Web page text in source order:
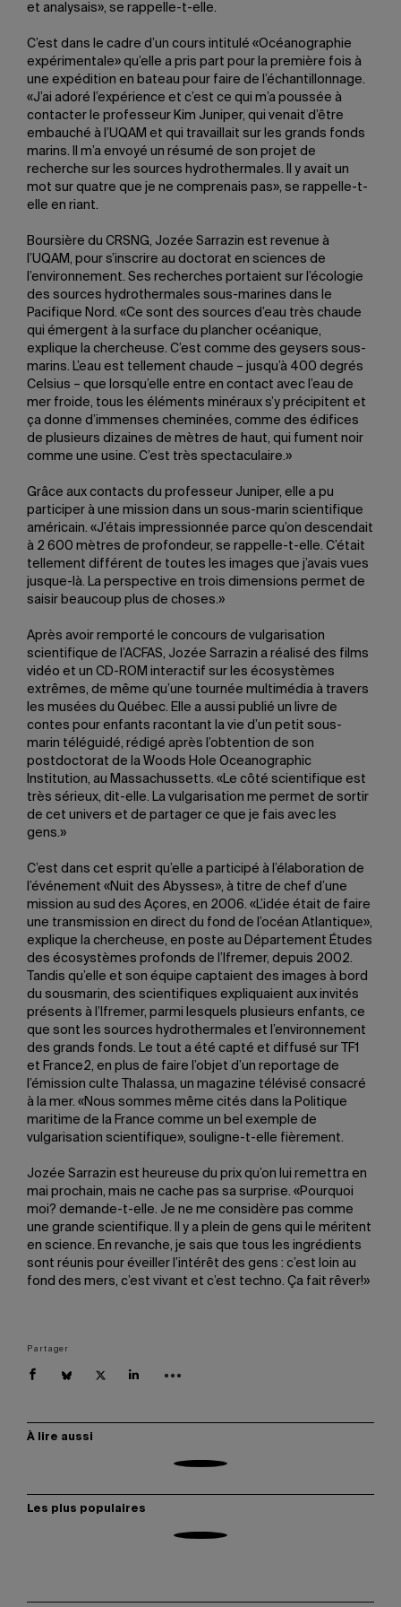
et analysais», se rappelle-t-elle.
C’est dans le cadre d’un cours intitulé «Océanographie
expérimentale» qu’elle a pris part pour la première fois à
une expédition en bateau pour faire de l’échantillonnage.
«J’ai adoré l’expérience et c’est ce qui m’a poussée à
contacter le professeur Kim Juniper, qui venait d’être
embauché à l’UQAM et qui travaillait sur les grands fonds
marins. Il m’a envoyé un résumé de son projet de
recherche sur les sources hydrothermales. Il y avait un
mot sur quatre que je ne comprenais pas», se rappelle-t-
elle en riant.
Boursière du CRSNG, Jozée Sarrazin est revenue à
l’UQAM, pour s’inscrire au doctorat en sciences de
l’environnement. Ses recherches portaient sur l’écologie
des sources hydrothermales sous-marines dans le
Pacifique Nord. «Ce sont des sources d’eau très chaude
qui émergent à la surface du plancher océanique,
explique la chercheuse. C’est comme des geysers sous-
marins. L’eau est tellement chaude – jusqu’à 400 degrés
Celsius – que lorsqu’elle entre en contact avec l’eau de
mer froide, tous les éléments minéraux s’y précipitent et
ça donne d’immenses cheminées, comme des édifices
de plusieurs dizaines de mètres de haut, qui fument noir
comme une usine. C’est très spectaculaire.»
Grâce aux contacts du professeur Juniper, elle a pu
participer à une mission dans un sous-marin scientifique
américain. «J’étais impressionnée parce qu’on descendait
à 2 600 mètres de profondeur, se rappelle-t-elle. C’était
tellement différent de toutes les images que j’avais vues
jusque-là. La perspective en trois dimensions permet de
saisir beaucoup plus de choses.»
Après avoir remporté le concours de vulgarisation
scientifique de l’ACFAS, Jozée Sarrazin a réalisé des films
vidéo et un CD-ROM interactif sur les écosystèmes
extrêmes, de même qu’une tournée multimédia à travers
les musées du Québec. Elle a aussi publié un livre de
contes pour enfants racontant la vie d’un petit sous-
marin téléguidé, rédigé après l’obtention de son
postdoctorat de la Woods Hole Oceanographic
Institution, au Massachussetts. «Le côté scientifique est
très sérieux, dit-elle. La vulgarisation me permet de sortir
de cet univers et de partager ce que je fais avec les
gens.»
C’est dans cet esprit qu’elle a participé à l’élaboration de
l’événement «Nuit des Abysses», à titre de chef d’une
mission au sud des Açores, en 2006. «L’idée était de faire
une transmission en direct du fond de l’océan Atlantique»,
explique la chercheuse, en poste au Département Études
des écosystèmes profonds de l’Ifremer, depuis 2002.
Tandis qu’elle et son équipe captaient des images à bord
du sousmarin, des scientifiques expliquaient aux invités
présents à l’Ifremer, parmi lesquels plusieurs enfants, ce
que sont les sources hydrothermales et l’environnement
des grands fonds. Le tout a été capté et diffusé sur TF1
et France2, en plus de faire l’objet d’un reportage de
l’émission culte Thalassa, un magazine télévisé consacré
à la mer. «Nous sommes même cités dans la Politique
maritime de la France comme un bel exemple de
vulgarisation scientifique», souligne-t-elle fièrement.
Jozée Sarrazin est heureuse du prix qu’on lui remettra en
mai prochain, mais ne cache pas sa surprise. «Pourquoi
moi? demande-t-elle. Je ne me considère pas comme
une grande scientifique. Il y a plein de gens qui le méritent
en science. En revanche, je sais que tous les ingrédients
sont réunis pour éveiller l’intérêt des gens : c’est loin au
fond des mers, c’est vivant et c’est techno. Ça fait rêver!»
Partager
À lire aussi
Les plus populaires